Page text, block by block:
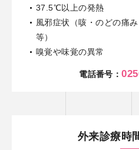
37.5℃以上の発熱
風邪症状（咳・のどの痛
等）
嗅覚や味覚の異常
電話番号：
外来診療時